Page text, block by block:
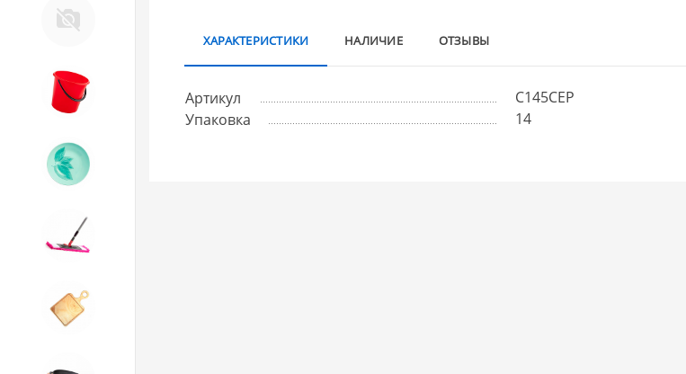
8. Товары из ПЛАСТМАССЫ
ХАРАКТЕРИСТИКИ НАЛИЧИЕ ОТЗЫВЫ
Артикул
С145СЕР
Упаковка
14